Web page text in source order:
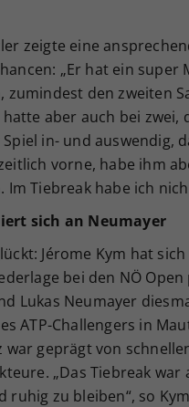
zeigte eine
„Er hat ein
zumindest den zweiten
aber auch bei zwei,
in- und auswendig,
vorne, habe ihm
Im Tiebreak habe ich
sich an Neumayer
Jérome Kym hat
bei den NÖ
Lukas Neumayer
ATP-Challengers in
war geprägt von
„Das Tiebreak
ruhig zu bleiben“, so